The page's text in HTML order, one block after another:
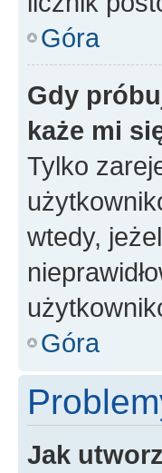
Góra
Gdy
każe mi
Tylko
wtedy,
Góra
Jak